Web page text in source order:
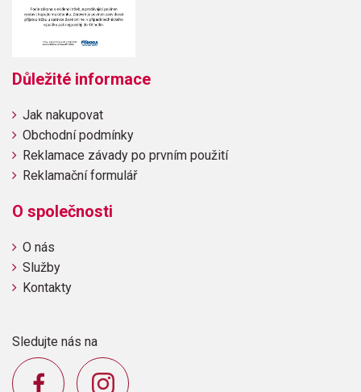
Důležité informace
Jak nakupovat
Obchodní podmínky
Reklamace závady po prvním použití
Reklamační formulář
O společnosti
O nás
Služby
Kontakty
Sledujte nás na